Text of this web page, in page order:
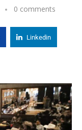
0 comments
Linkedin